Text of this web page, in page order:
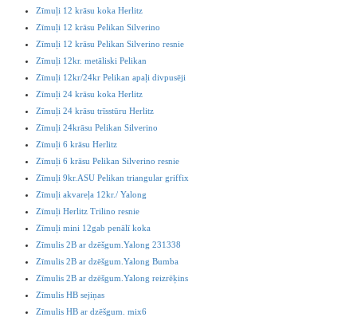
Zīmuļi 12 krāsu koka Herlitz
Zīmuļi 12 krāsu Pelikan Silverino
Zīmuļi 12 krāsu Pelikan Silverino resnie
Zīmuļi 12kr. metāliski Pelikan
Zīmuļi 12kr/24kr Pelikan apaļi divpusēji
Zīmuļi 24 krāsu koka Herlitz
Zīmuļi 24 krāsu trīsstūru Herlitz
Zīmuļi 24krāsu Pelikan Silverino
Zīmuļi 6 krāsu Herlitz
Zīmuļi 6 krāsu Pelikan Silverino resnie
Zīmuļi 9kr.ASU Pelikan triangular griffix
Zīmuļi akvareļa 12kr./ Yalong
Zīmuļi Herlitz Trilino resnie
Zīmuļi mini 12gab penālī koka
Zīmulis 2B ar dzēšgum.Yalong 231338
Zīmulis 2B ar dzēšgum.Yalong Bumba
Zīmulis 2B ar dzēšgum.Yalong reizrēķins
Zīmulis HB sejiņas
Zīmulis HB ar dzēšgum. mix6